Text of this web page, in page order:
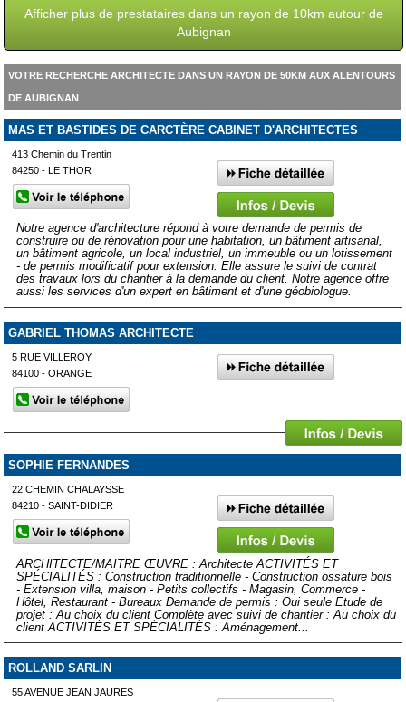
Afficher plus de prestataires dans un rayon de 10km autour de
Aubignan
VOTRE RECHERCHE ARCHITECTE DANS UN RAYON DE 50KM AUX ALENTOURS
DE AUBIGNAN
MAS ET BASTIDES DE CARCTÈRE CABINET D'ARCHITECTES
413 Chemin du Trentin
84250 - LE THOR
Notre agence d'architecture répond à votre demande de permis de
construire ou de rénovation pour une habitation, un bâtiment artisanal,
un bâtiment agricole, un local industriel, un immeuble ou un lotissement
- de permis modificatif pour extension. Elle assure le suivi de contrat
des travaux lors du chantier à la demande du client. Notre agence offre
aussi les services d'un expert en bâtiment et d'une géobiologue.
GABRIEL THOMAS ARCHITECTE
5 RUE VILLEROY
84100 - ORANGE
SOPHIE FERNANDES
22 CHEMIN CHALAYSSE
84210 - SAINT-DIDIER
ARCHITECTE/MAITRE ŒUVRE : Architecte ACTIVITÉS ET
SPÉCIALITÉS : Construction traditionnelle - Construction ossature bois
- Extension villa, maison - Petits collectifs - Magasin, Commerce -
Hôtel, Restaurant - Bureaux Demande de permis : Oui seule Etude de
projet : Au choix du client Complète avec suivi de chantier : Au choix du
client ACTIVITÉS ET SPÉCIALITÉS : Aménagement...
ROLLAND SARLIN
55 AVENUE JEAN JAURES